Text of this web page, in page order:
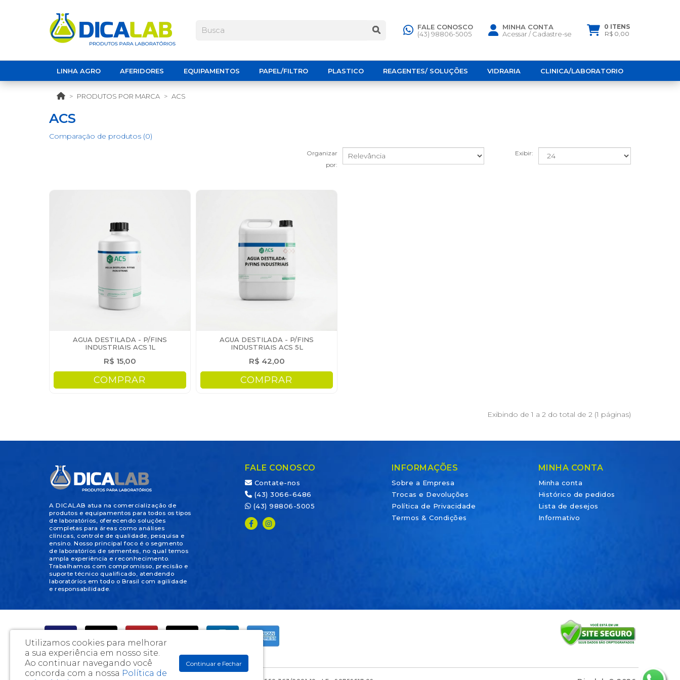
FALE CONOSCO
(43) 98806-5005
MINHA CONTA
Acessar/Cadastre-se
0 ITENS
R$ 0,00
LINHA AGRO AFERIDORES EQUIPAMENTOS PAPEL/FILTRO PLASTICO REAGENTES/ SOLUÇÕES VIDRARIA CLINICA/LABORATORIO
PRODUTOS POR MARCA ACS
ACS
Comparação de produtos (0)
Organizar
por:
Exibir:
AGUA DESTILADA - P/FINS
INDUSTRIAIS ACS 1L
R$ 15,00
COMPRAR
AGUA DESTILADA - P/FINS
INDUSTRIAIS ACS 5L
R$ 42,00
COMPRAR
Exibindo de 1 a 2 do total de 2 (1 páginas)
A DICALAB atua na comercialização de
produtos e equipamentos para todos os tipos
de laboratórios, oferecendo soluções
completas para áreas como análises
clínicas, controle de qualidade, pesquisa e
ensino. Nosso principal foco é o segmento
de laboratórios de sementes, no qual temos
ampla experiência e reconhecimento.
Trabalhamos com compromisso, precisão e
suporte técnico qualificado, atendendo
laboratórios em todo o Brasil com agilidade
e responsabilidade.
FALE CONOSCO
Contate-nos
(43) 3066-6486
(43) 98806-5005
INFORMAÇÕES
Sobre a Empresa
Trocas e Devoluções
Política de Privacidade
Termos & Condições
MINHA CONTA
Minha conta
Histórico de pedidos
Lista de desejos
Informativo
Utilizamos cookies para melhorar
a sua experiência em nosso site.
Ao continuar navegando você
concorda com a nossa Política de
Continuar e Fechar